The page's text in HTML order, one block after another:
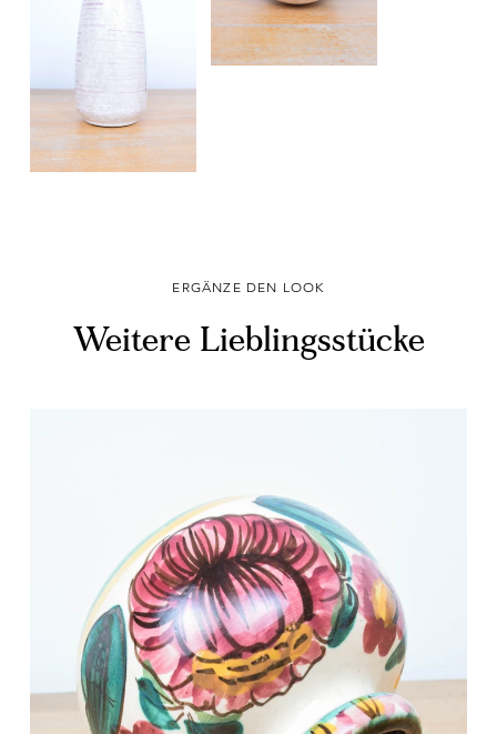
ERGÄNZE DEN LOOK
Weitere Lieblingsstücke